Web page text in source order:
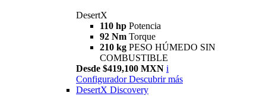
DesertX
110 hp Potencia
92 Nm Torque
210 kg PESO HÚMEDO SIN
COMBUSTIBLE
Desde $419,100 MXN i
Configurador Descubrir más
DesertX Discovery